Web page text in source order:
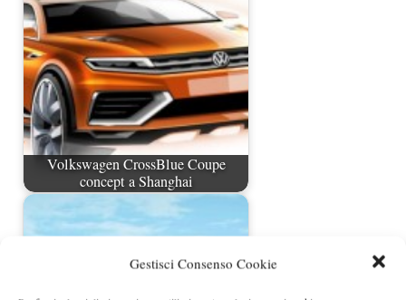
Gestisci Consenso Cookie
Volkswagen CrossBlue Coupe
concept a Shanghai